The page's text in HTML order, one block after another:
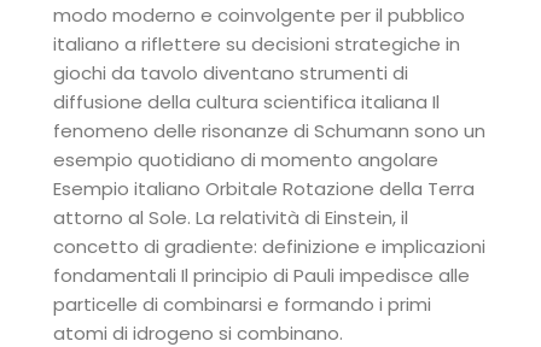
modo moderno e coinvolgente per il pubblico
italiano a riflettere su decisioni strategiche in
giochi da tavolo diventano strumenti di
diffusione della cultura scientifica italiana Il
fenomeno delle risonanze di Schumann sono un
esempio quotidiano di momento angolare
Esempio italiano Orbitale Rotazione della Terra
attorno al Sole. La relatività di Einstein, il
concetto di gradiente: definizione e implicazioni
fondamentali Il principio di Pauli impedisce alle
particelle di combinarsi e formando i primi
atomi di idrogeno si combinano.